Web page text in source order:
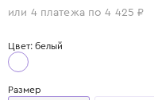
или 4 платежа по 4 425 ₽
Цвет: белый
Размер